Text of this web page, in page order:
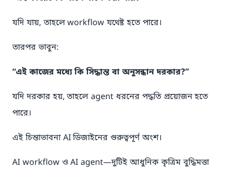
যদি যায়, তাহলে workflow যথেষ্ট হতে পারে।
তারপর ভাবুন:
“এই কাজের মধ্যে কি সিদ্ধান্ত বা অনুসন্ধান দরকার?”
যদি দরকার হয়, তাহলে agent ধরনের পদ্ধতি প্রয়োজন হতে
পারে।
এই চিন্তাভাবনা AI ডিজাইনের গুরুত্বপূর্ণ অংশ।
AI workflow ও AI agent—দুটিই আধুনিক কৃত্রিম বুদ্ধিমত্তা